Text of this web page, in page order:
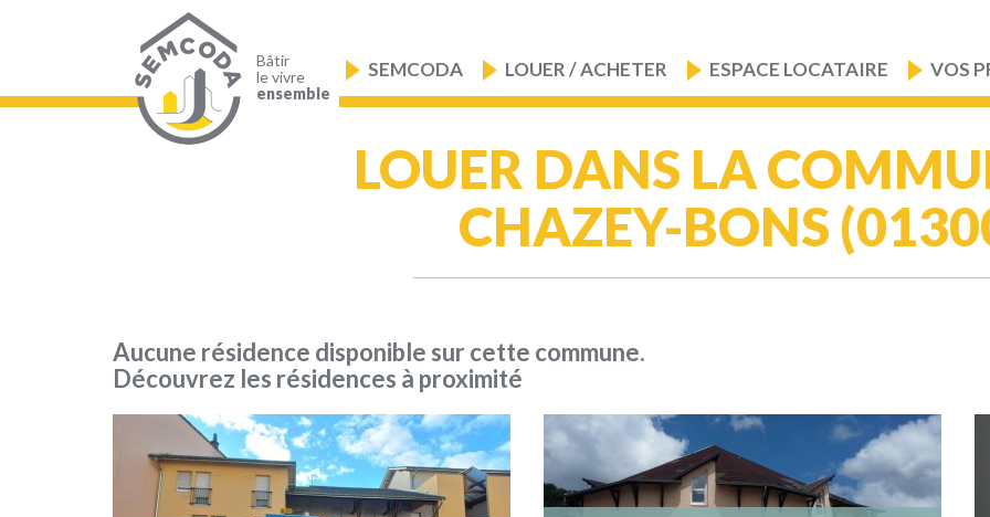
Bâtir
le vivre
ensemble
principale
SEMCODA LOUER / ACHETER ESPACE LOCATAIRE VOS
LOUER DANS LA
CHAZEY-BONS
Aucune résidence disponible sur cette commune.
Découvrez les résidences à proximité